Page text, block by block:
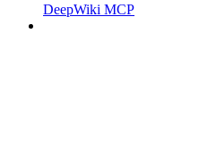
DeepWiki MCP